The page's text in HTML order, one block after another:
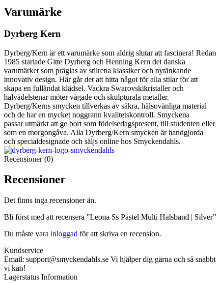
Varumärke
Dyrberg Kern
Dyrberg/Kern är ett varumärke som aldrig slutar att fascinera! Redan
1985 startade Gitte Dyrberg och Henning Kern det danska
varumärket som präglas av stilrena klassiker och nytänkande
innovativ design. Här går det att hitta något för alla stilar för att
skapa en fulländat klädsel. Vackra Swarovskikristaller och
halvädelstenar möter vågade och skulpturala metaller.
Dyrberg/Kerns smycken tillverkas av säkra, hälsovänliga material
och de har en mycket noggrann kvalitetskontroll. Smyckena
passar utmärkt att ge bort som födelsedagspresent, till studenten eller
som en morgongåva. Alla Dyrberg/Kern smycken är handgjorda
och specialdesignade och säljs online hos Smyckendahls.
Recensioner (0)
Recensioner
Det finns inga recensioner än.
Bli först med att recensera ”Leona Ss Pastel Multi Halsband | Silver”
Du måste vara inloggad för att skriva en recension.
Kundservice
Email: support@smyckendahls.se Vi hjälper dig gärna och så snabbt
vi kan!
Lagerstatus Information